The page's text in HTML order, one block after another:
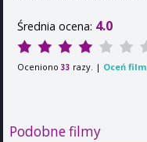
Średnia ocena: 4.0
Oceniono 33 razy. | Oceń film
Podobne filmy